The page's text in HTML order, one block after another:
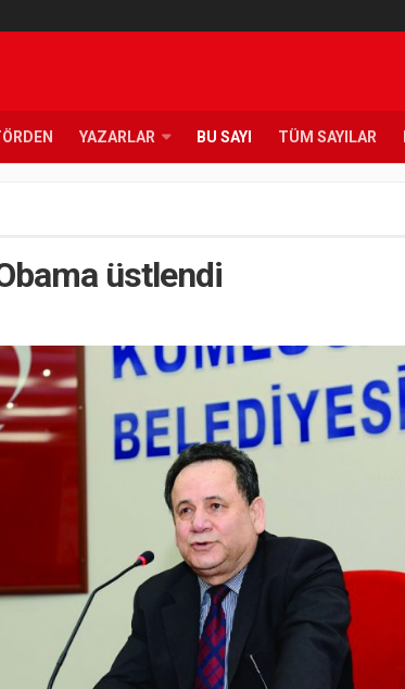
YAZARLAR BU SAYI TÜM SAYILAR
üstlendi